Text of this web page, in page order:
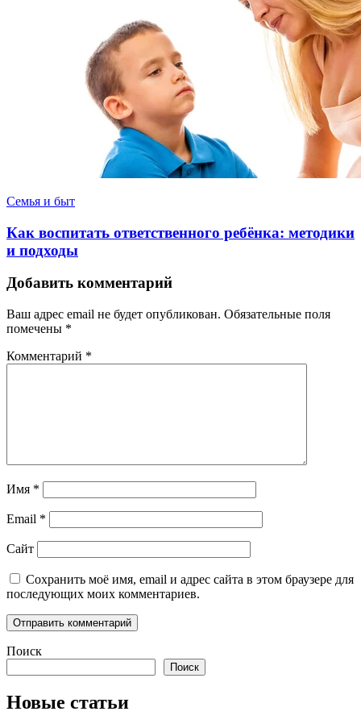
Семья и быт
Как воспитать ответственного ребёнка: методики
и подходы
Добавить комментарий
Ваш адрес email не будет опубликован. Обязательные поля
помечены *
Комментарий *
Имя *
Email *
Сайт
Сохранить моё имя, email и адрес сайта в этом браузере для
последующих моих комментариев.
Поиск
Поиск
Новые статьи